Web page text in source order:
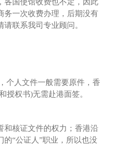
各国使馆收费也不定，因此
务一次收费办理，后期没有
联系我司专业顾问。
个人文件一般需要原件，香
授权书)无需赴港面签。
和核证文件的权力；香港沿
的“公证人”职业，所以也没